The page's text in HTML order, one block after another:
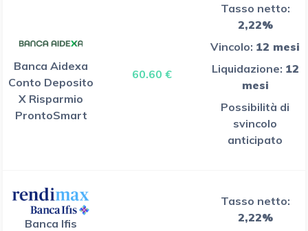
Banca Aidexa
Conto Deposito
X Risparmio
ProntoSmart
60.60 €
Tasso netto:
2,22%
Vincolo: 12 mesi
Liquidazione: 12
mesi
Possibilità di
svincolo
anticipato
Banca Ifis
Tasso netto:
2,22%